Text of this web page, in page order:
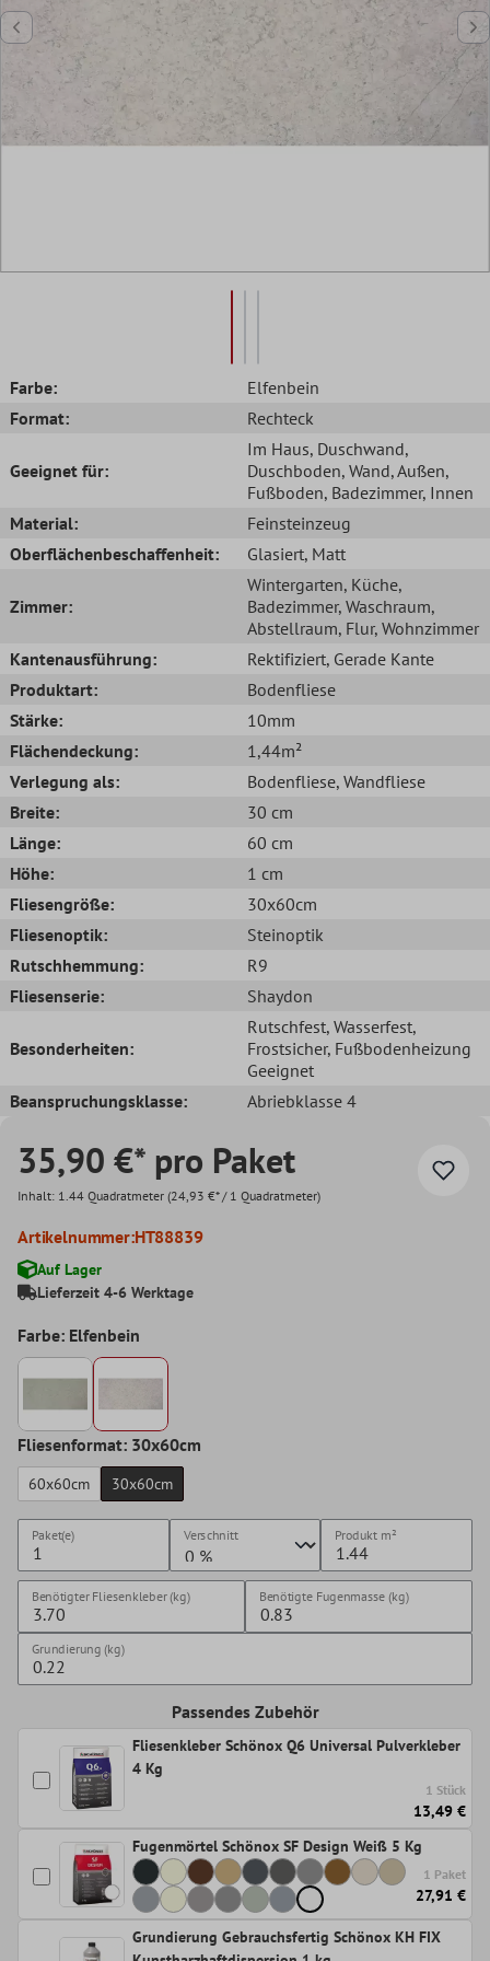
Farbe:
Elfenbein
Format:
Rechteck
Geeignet für:
Im Haus, Duschwand,
Duschboden, Wand, Außen,
Fußboden, Badezimmer, Innen
Material:
Feinsteinzeug
Oberflächenbeschaffenheit:
Glasiert, Matt
Zimmer:
Wintergarten, Küche,
Badezimmer, Waschraum,
Abstellraum, Flur, Wohnzimmer
Kantenausführung:
Rektifiziert, Gerade Kante
Produktart:
Bodenfliese
Stärke:
10mm
Flächendeckung:
1,44m²
Verlegung als:
Bodenfliese, Wandfliese
Breite:
30 cm
Länge:
60 cm
Höhe:
1 cm
Fliesengröße:
30x60cm
Fliesenoptik:
Steinoptik
Rutschhemmung:
R9
Fliesenserie:
Shaydon
Besonderheiten:
Rutschfest, Wasserfest,
Frostsicher, Fußbodenheizung
Geeignet
Beanspruchungsklasse:
Abriebklasse 4
35,90 €* pro Paket
Inhalt: 1.44 Quadratmeter (24,93 €* / 1 Quadratmeter)
Artikelnummer:HT88839
Auf Lager
Lieferzeit 4-6 Werktage
Farbe: Elfenbein
Fliesenformat: 30x60cm
60x60cm 30x60cm
Paket(e) Verschnitt Produkt m²
Benötigter Fliesenkleber (kg) Benötigte Fugenmasse (kg)
Grundierung (kg)
Passendes Zubehör
Fliesenkleber Schönox Q6 Universal Pulverkleber
4 Kg
1 Stück
13,49 €
Fugenmörtel Schönox SF Design Weiß 5 Kg
1 Paket
27,91 €
Grundierung Gebrauchsfertig Schönox KH FIX